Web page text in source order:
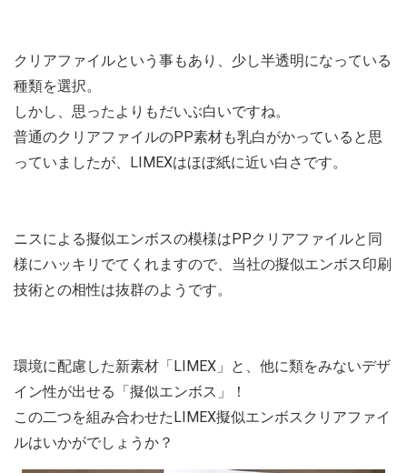
クリアファイルという事もあり、少し半透明になっている
種類を選択。
しかし、思ったよりもだいぶ白いですね。
普通のクリアファイルのPP素材も乳白がかっていると思
っていましたが、LIMEXはほぼ紙に近い白さです。
ニスによる擬似エンボスの模様はPPクリアファイルと同
様にハッキリでてくれますので、当社の擬似エンボス印刷
技術との相性は抜群のようです。
環境に配慮した新素材「LIMEX」と、他に類をみないデザ
イン性が出せる「擬似エンボス」！
この二つを組み合わせたLIMEX擬似エンボスクリアファイ
ルはいかがでしょうか？